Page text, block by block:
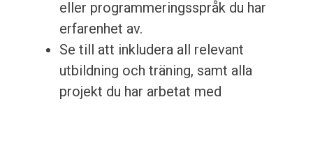
eller programmeringsspråk du har
erfarenhet av.
Se till att inkludera all relevant
utbildning och träning, samt alla
projekt du har arbetat med